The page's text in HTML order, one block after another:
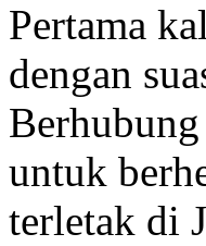
Pertama
dengan
untuk
terletak di